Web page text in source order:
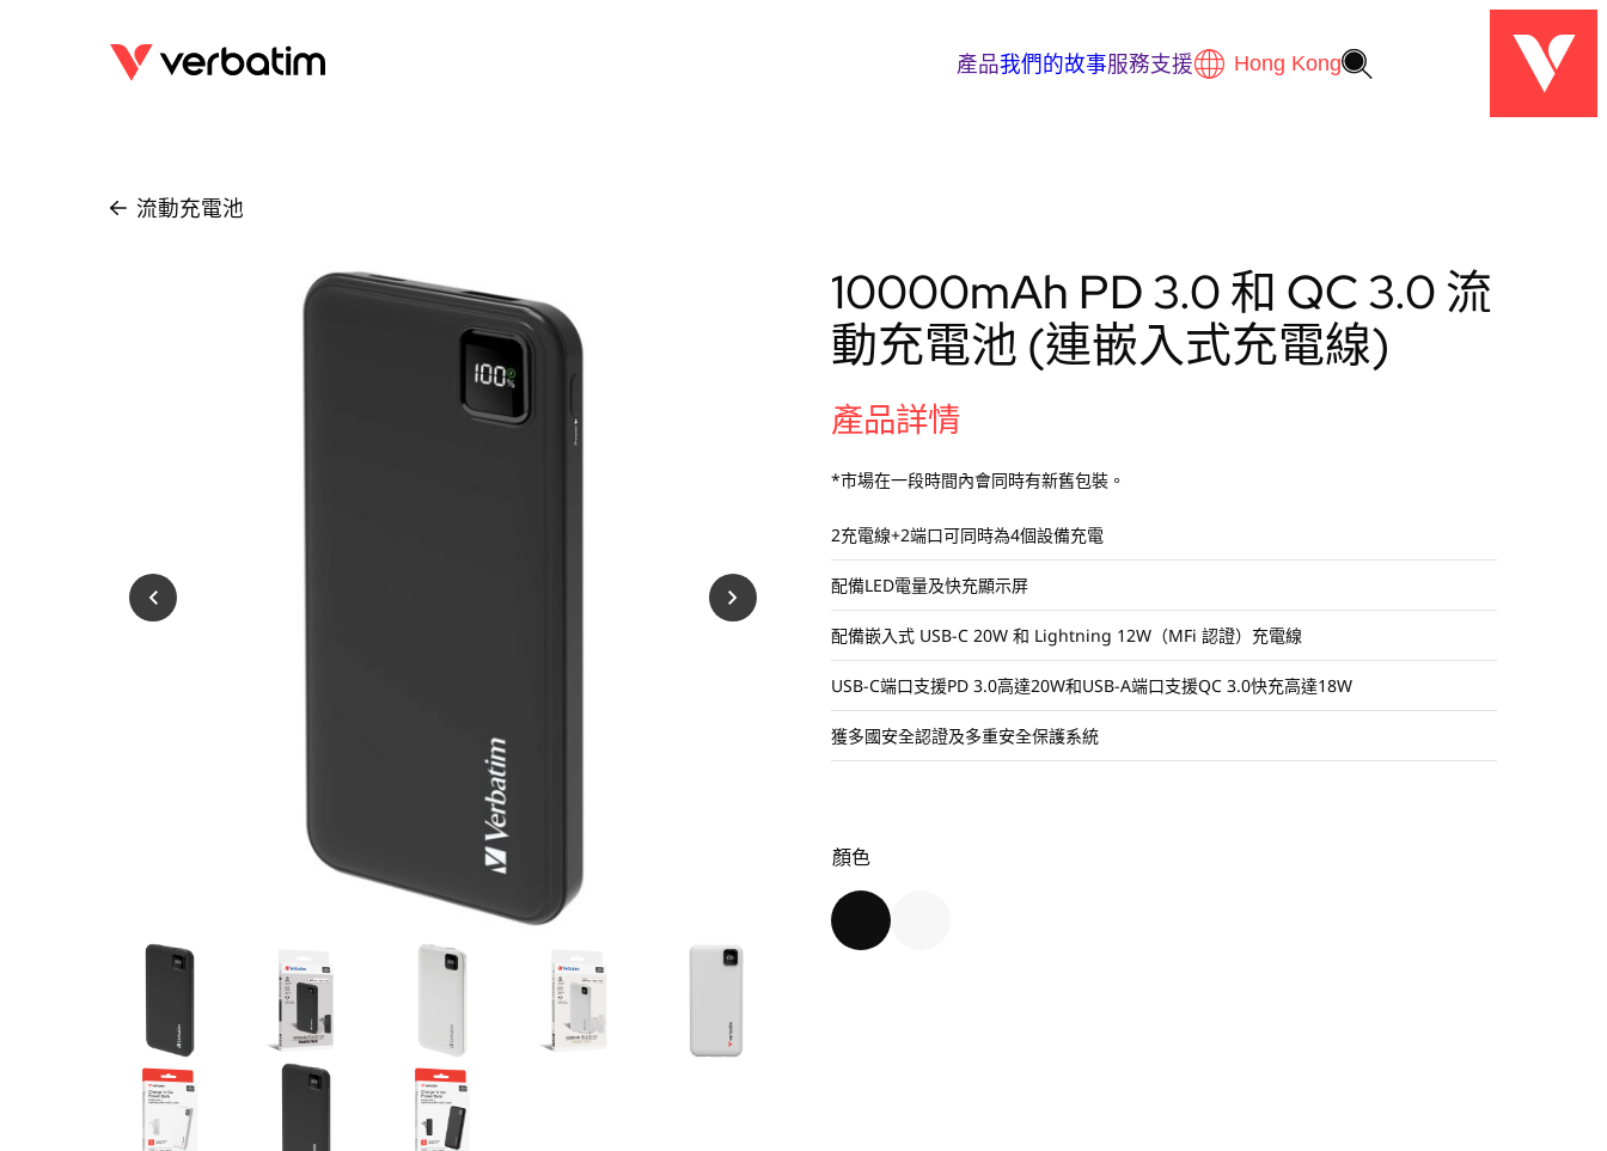
產品我們的故事服務支援
流動充電池
10000mAh PD 3.0 和 QC 3.0 流
動充電池 (連嵌入式充電線)
產品詳情
*市場在一段時間內會同時有新舊包裝。
2充電線+2端口可同時為4個設備充電
配備LED電量及快充顯示屏
配備嵌入式 USB-C 20W 和 Lightning 12W（MFi 認證）充電線
USB-C端口支援PD 3.0高達20W和USB-A端口支援QC 3.0快充高達18W
獲多國安全認證及多重安全保護系統
顏色